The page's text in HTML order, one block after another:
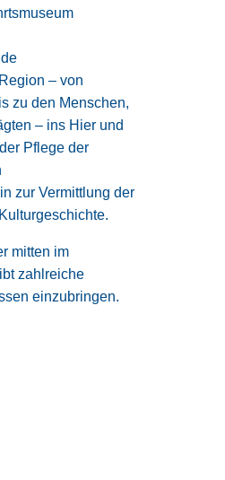
– von
zu den Menschen,
– ins Hier und
Pflege der
zur Vermittlung der
mitten im
zahlreiche
einzubringen.